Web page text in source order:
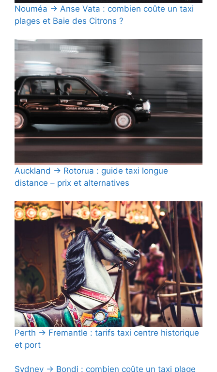
Nouméa → Anse Vata : combien coûte un taxi
plages et Baie des Citrons ?
Auckland → Rotorua : guide taxi longue
distance – prix et alternatives
Perth → Fremantle : tarifs taxi centre historique
et port
Sydney → Bondi : combien coûte un taxi plage